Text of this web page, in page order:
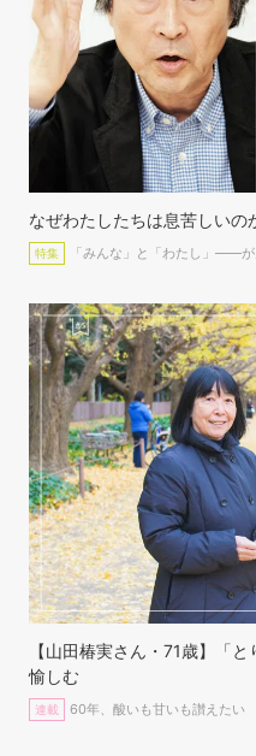
なぜわたしたちは息苦しいの
特集 「みんな」と「わたし」――
【山田椿実さん・71歳】「
愉しむ
連載 60年、酸いも甘いも讃えたい